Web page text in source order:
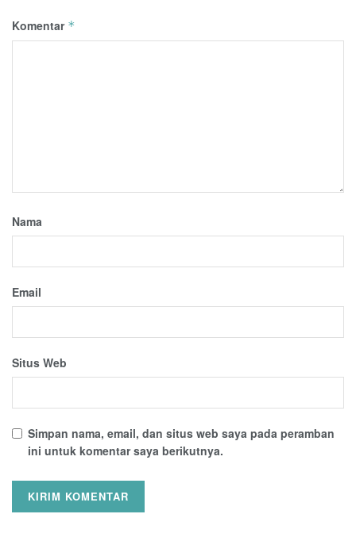
Komentar *
Nama
Email
Situs Web
Simpan nama, email, dan situs web saya pada peramban
ini untuk komentar saya berikutnya.